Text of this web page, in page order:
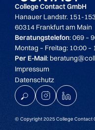
College Contact GmbH
Hanauer Landstr. 151-
60314 Frankfurt am Main
Beratungstelefon: 069 –
Montag – Freitag: 10:00 –
Per E-Mail:
Impressum
Datenschutz
© Copyright 2025 College Contact